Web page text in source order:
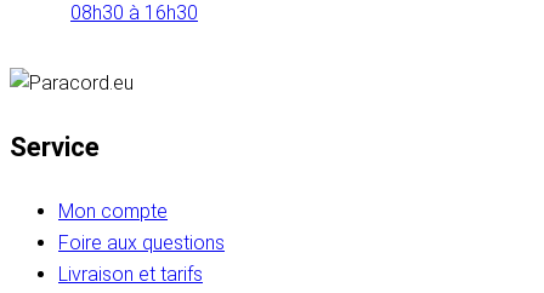
08h30 à 16h30
Service
Mon compte
Foire aux questions
Livraison et tarifs